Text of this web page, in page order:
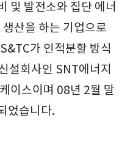
및 발전소와 집단 에너
산을 하는 기업으로
가 인적분할 방식
설회사인 SNT에너지
이스이며 08년 2월 말
었습니다.